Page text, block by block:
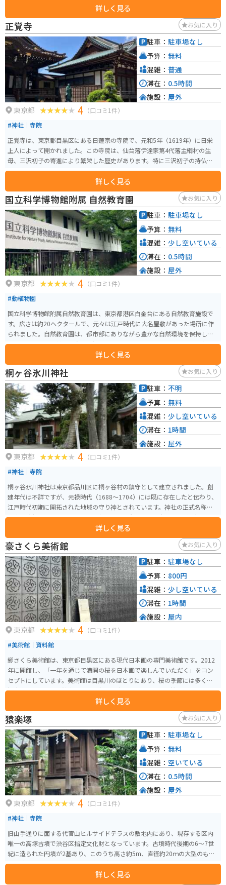
見どころは、「君が代」の歌詞に登場する「さざれ石」が奉納されており、
写真スポットとして人気です。また、毎年9月第4土曜・日曜には例大祭が開
催され、多くの地元住民や観光客が訪れます。中目黒駅から徒歩8分とアクセ
スも良く、周辺には目黒川や人気のカフェ、ショップも多くあります。散策
の途中に立ち寄るのに最適なスポットです。
詳しく見る
正覚寺 お気に入り
東京都 4 （口コミ1件）
#神社｜寺院
正覚寺は、東京都目黒区にある日蓮宗の寺院で、元和5年（1619年）に日栄
上人によって開かれました。この寺院は、仙台藩伊達家第4代藩主綱村の生
母、三沢初子の寄進により繁栄した歴史があります。特に三沢初子の持仏で
ある鬼子母神像が安置されており、多くの参拝者が訪れます。 見どころは、
美しい境内と歴史的建造物です。大きな山門と境内の樹木が印象的で、静か
で落ち着いた雰囲気の中で参拝することができます。また、境内には様々な
花々が咲き誇り、四季折々の自然を楽しむことができます。周辺には中目黒
の人気カフェやショップも多く、観光の合間に立ち寄るのに最適な場所で
す。歴史と自然が融合した正覚寺は、心静かに過ごせるおすすめのスポット
です。
詳しく見る
駐車： 駐車場なし
予算： 無料
混雑： 普通
滞在： 0.5時間
施設： 屋外
国立科学博物館附属 自然教育園 お気に入り
東京都 4 （口コミ1件）
#動植物園
国立科学博物館附属自然教育園は、東京都港区白金台にある自然教育施設で
す。広さは約20ヘクタールで、元々は江戸時代に大名屋敷があった場所に作
られました。自然教育園は、都市部にありながら豊かな自然環境を保持して
おり、四季折々の植物や動物を観察することができます。 園内には、多様な
植物が生息する湿地や林、池などが広がり、自然観察やバードウォッチング
に最適です。特に春には桜や新緑、秋には紅葉が美しいです。また、定期的に
自然観察会やワークショップなどのイベントも開催され、子供から大人まで
楽しめるプログラムが充実しています。施設内にはビジターセンターがあ
り、展示や資料を通じて自然について学ぶことができます。
詳しく見る
駐車： 駐車場なし
予算： 無料
混雑： 少し空いている
滞在： 0.5時間
施設： 屋外
桐ヶ谷氷川神社 お気に入り
東京都 4 （口コミ1件）
#神社｜寺院
桐ヶ谷氷川神社は東京都品川区に桐ヶ谷村の鎮守として建立されました。創
建年代は不詳ですが、元禄時代（1688～1704）には既に存在したと伝わり、
江戸時代初期に開拓された地域の守り神とされています。神社の正式名称は
「氷川神社」で、地域の人々から親しまれる存在です。 社殿は風格があり、
参道は手入れが行き届いていて、清々しい木漏れ日が参拝者を迎えます。主神
は素盞嗚尊（すさのおのみこと）です。毎年9月13日に近い週末には例祭が行
われ、地域の人が多く参加しています。
詳しく見る
駐車： 不明
予算： 無料
混雑： 少し空いている
滞在： 1時間
施設： 屋外
豪さくら美術館 お気に入り
東京都 4 （口コミ1件）
#美術館｜資料館
郷さくら美術館は、東京都目黒区にある現代日本画の専門美術館です。2012
年に開館し、「一年を通じて満開の桜を日本画で楽しんでいただく」をコン
セプトにしています。美術館は目黒川のほとりにあり、桜の季節には多くの
観光客が訪れます。館内では、昭和以降生まれの画家による桜をテーマにし
た大作が展示されており、特に「桜百景」と題された常設展示室が見どころ
です。 年に4〜5回の展覧会が開催され、テーマに沿ったコレクション展が行
われるため、何度訪れても新しい作品に出会えます。美術館は広々とした明
るい空間で、ゆっくりと日本画を鑑賞することができます。桜の季節に合わ
せて訪れると、目黒川沿いの美しい景色とともに楽しむことができ、観光の
際にはぜひ訪れたいスポットです。
詳しく見る
駐車： 駐車場なし
予算： 800円
混雑： 少し空いている
滞在： 1時間
施設： 屋内
猿楽塚 お気に入り
東京都 4 （口コミ1件）
#神社｜寺院
旧山手通りに面する代官山ヒルサイドテラスの敷地内にあり、現存する区内
唯一の高塚古墳で渋谷区指定文化財となっています。古墳時代後期の6～7世
紀に造られた円墳が2基あり、このうち高さ約5m、直径約20ｍの大型のもの
が「猿楽塚」と呼ばれ、周辺地名の由来となっています。
詳しく見る
駐車： 駐車場なし
予算： 無料
混雑： 空いている
滞在： 0.5時間
施設： 屋外